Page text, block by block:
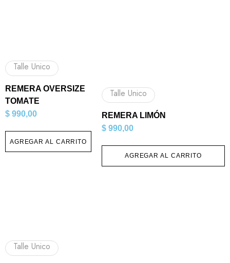
Talle Unico
REMERA OVERSIZE
TOMATE
$ 990,00
AGREGAR AL CARRITO
Talle Unico
REMERA LIMÓN
$ 990,00
AGREGAR AL CARRITO
Talle Unico